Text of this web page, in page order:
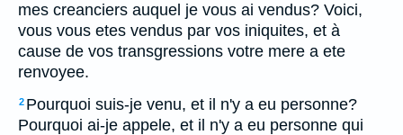
mes creanciers auquel je vous ai vendus? Voici,
vous vous etes vendus par vos iniquites, et à
cause de vos transgressions votre mere a ete
renvoyee.
2 Pourquoi suis-je venu, et il n'y a eu personne?
Pourquoi ai-je appele, et il n'y a eu personne qui